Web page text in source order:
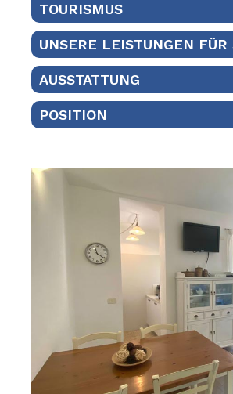
TOURISMUS
UNSERE LEISTUNGEN FÜR
AUSSTATTUNG
POSITION